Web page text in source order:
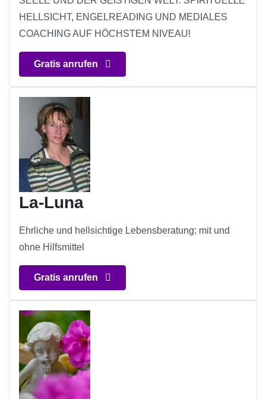
HELLSICHT, ENGELREADING UND MEDIALES
COACHING AUF HÖCHSTEM NIVEAU!
Gratis anrufen
La-Luna
Ehrliche und hellsichtige Lebensberatung; mit und
ohne Hilfsmittel
Gratis anrufen